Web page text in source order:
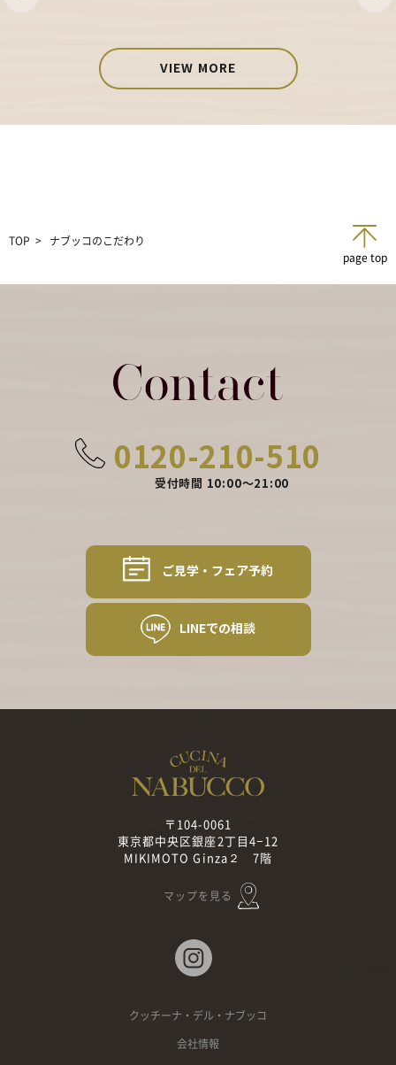
VIEW MORE
TOP
ナブッコのこだわり
page top
0120-210-510
受付時間 10:00〜21:00
ご見学・フェア予約
LINEでの相談
〒104-0061
東京都中央区銀座2丁目4−12
MIKIMOTO Ginza２ 7階
マップを見る
クッチーナ・デル・ナブッコ
会社情報